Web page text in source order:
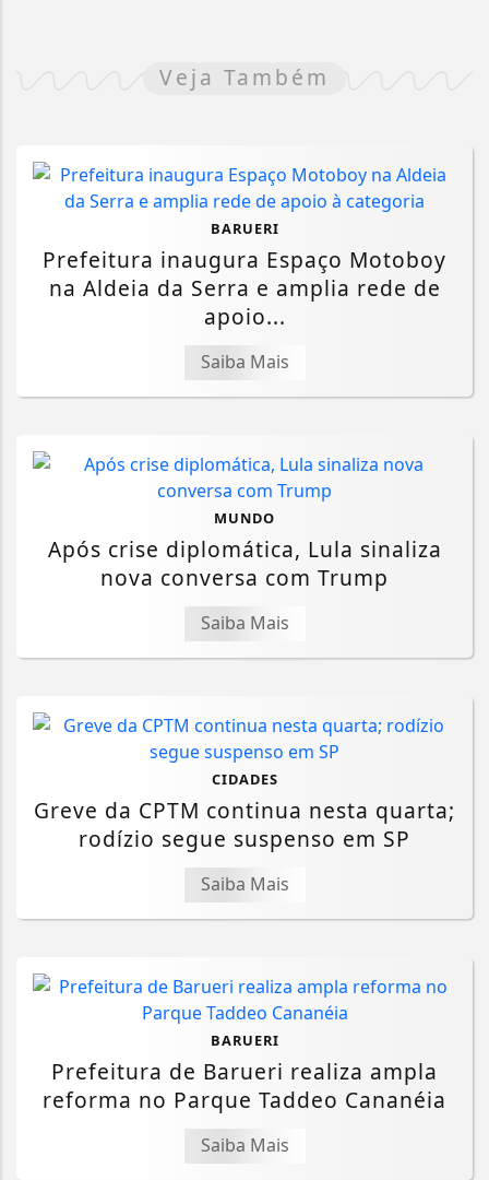
Veja Também
BARUERI
Prefeitura inaugura Espaço Motoboy
na Aldeia da Serra e amplia rede de
apoio...
Saiba Mais
MUNDO
Após crise diplomática, Lula sinaliza
nova conversa com Trump
Saiba Mais
CIDADES
Greve da CPTM continua nesta quarta;
rodízio segue suspenso em SP
Saiba Mais
BARUERI
Prefeitura de Barueri realiza ampla
reforma no Parque Taddeo Cananéia
Saiba Mais